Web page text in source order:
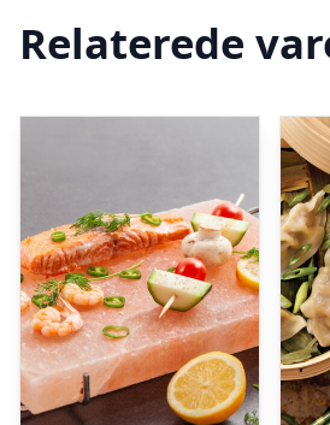
Relaterede